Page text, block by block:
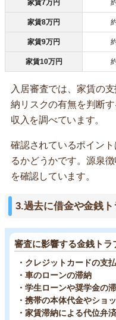
家賃7万円
家賃8万円
家賃9万円
家賃10万円
入居審査では、家賃の
納リスクの有無を判断
収入を調べています。
確認されているポイント
るかどうかです。源泉
を確認しています。
3.過去に借金や金銭
審査に影響する金銭トラ
・クレジットカードの支
・車のローンの滞納
・学生ローンや奨学金の
・携帯の本体代金やショ
・家賃滞納による代位弁済